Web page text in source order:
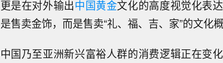
更是在对外输出中国黄金文化的高度视觉化表
是售卖金饰，而是售卖“礼、福、吉、家”的文化概
中国乃至亚洲新兴富裕人群的消费逻辑正在变